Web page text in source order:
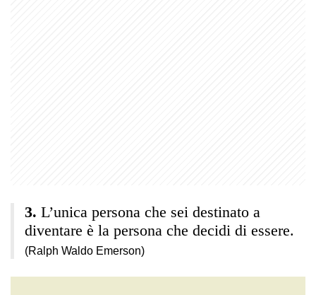
L’unica persona che sei destinato a
diventare è la persona che decidi di essere.
(Ralph Waldo Emerson)